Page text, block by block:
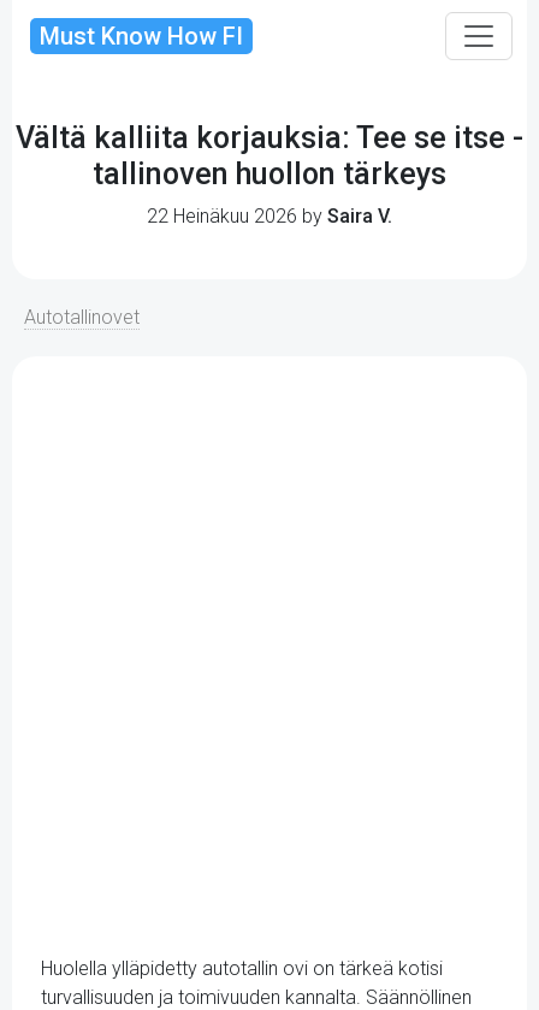
Must Know How FI
Vältä kalliita korjauksia: Tee se itse -
tallinoven huollon tärkeys
22 Heinäkuu 2026 by Saira V.
Autotallinovet
Huolella ylläpidetty autotallin ovi on tärkeä kotisi
turvallisuuden ja toimivuuden kannalta. Säännöllinen